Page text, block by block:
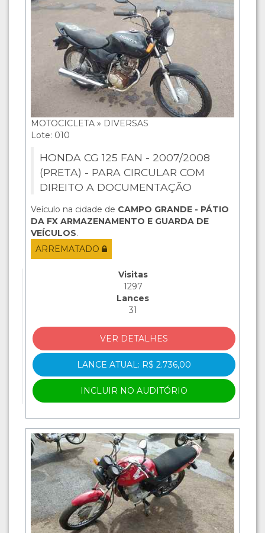
MOTOCICLETA » DIVERSAS
Lote: 010
HONDA CG 125 FAN - 2007/2008
(PRETA) - PARA CIRCULAR COM
DIREITO A DOCUMENTAÇÃO
Veículo na cidade de CAMPO GRANDE - PÁTIO
DA FX ARMAZENAMENTO E GUARDA DE
VEÍCULOS.
ARREMATADO
Visitas
1297
Lances
31
VER DETALHES
LANCE ATUAL: R$ 2.736,00
INCLUIR NO AUDITÓRIO